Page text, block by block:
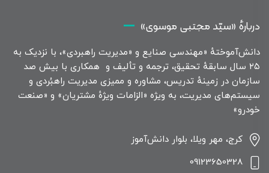
دربارهٔ «سیّد مجتبی موسوی»
دانش‌آموختهٔ «مهندسی صنایع و «مدیریت راهبردی»، با نزدیک به
۲۵ سال سابقهٔ تحقیق، ترجمه و تألیف و همکاری با بیش صد
سازمان در زمینهٔ تدریس، مشاوره و ممیزی مدیریت راهبُردی و
سیستم‌های مدیریت، به ویژه «الزامات ویژهٔ مشتریان» و «صنعت
خودرو»
کرج، مهر ویلا، بلوار دانش‌آموز
09123650328